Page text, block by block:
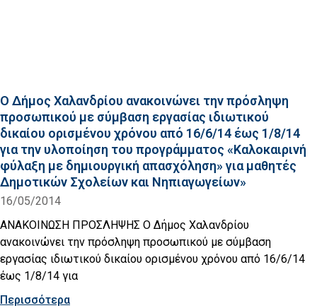
Ο Δήμος Χαλανδρίου ανακοινώνει την πρόσληψη
προσωπικού με σύμβαση εργασίας ιδιωτικού
δικαίου ορισμένου χρόνου από 16/6/14 έως 1/8/14
για την υλοποίηση του προγράμματος «Καλοκαιρινή
φύλαξη με δημιουργική απασχόληση» για μαθητές
Δημοτικών Σχολείων και Νηπιαγωγείων»
16/05/2014
ΑΝΑΚΟΙΝΩΣΗ ΠΡΟΣΛΗΨΗΣ Ο Δήμος Χαλανδρίου
ανακοινώνει την πρόσληψη προσωπικού με σύμβαση
εργασίας ιδιωτικού δικαίου ορισμένου χρόνου από 16/6/14
έως 1/8/14 για
Περισσότερα